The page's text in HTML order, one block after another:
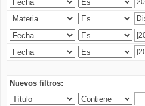
Nuevos filtros: